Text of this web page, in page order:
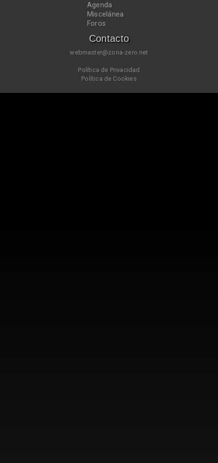
Agenda
Miscelánea
Foros
Contacto
webmaster@zona-zero.net
Política de Privacidad
Política de Cookies